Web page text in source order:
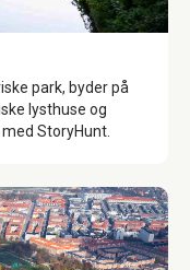
park, byder på
lysthuse og
StoryHunt.